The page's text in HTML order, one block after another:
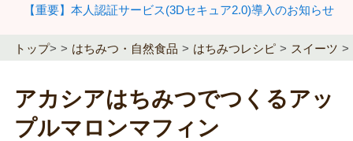
【重要】本人認証サービス(3Dセキュア2.0)導入のお知らせ
トップ> はちみつ・自然食品 はちみつレシピ スイーツ
アカシアはちみつでつくるアッ
プルマロンマフィン